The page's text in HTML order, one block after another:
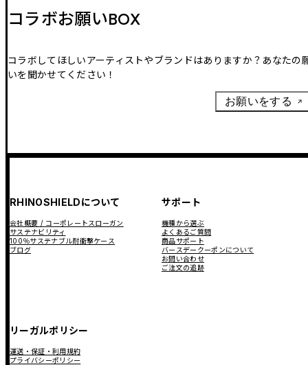
コラボお願いBOX
コラボしてほしいアーティストやブランドはありますか？あなたの
いを聞かせてください！
お願いをする
RHINOSHIELDについて
会社概要 / コーポレートスローガン
サステナビリティ
100％サステナブル耐衝撃ケース
ブログ
サポート
機種から選ぶ
よくあるご質問
商品サポート
バースデークーポンについて
お問い合わせ
ご注文の追跡
リーガルポリシー
運送・保証・利用規約
プライバシーポリシー